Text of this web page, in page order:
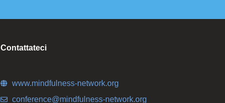
Contattateci
www.mindfulness-network.org
conference@mindfulness-network.org